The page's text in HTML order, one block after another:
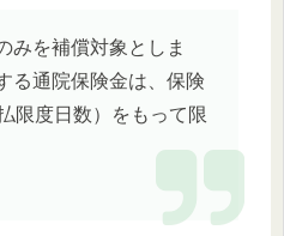
みを補償対象としま
る通院保険金は、保険
限度日数）をもって限